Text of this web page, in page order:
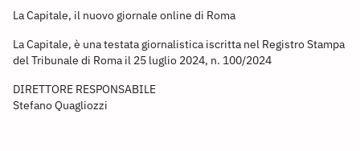
La Capitale, il nuovo giornale online di Roma
La Capitale, è una testata giornalistica iscritta nel Registro Stampa
del Tribunale di Roma il 25 luglio 2024, n. 100/2024
DIRETTORE RESPONSABILE
Stefano Quagliozzi